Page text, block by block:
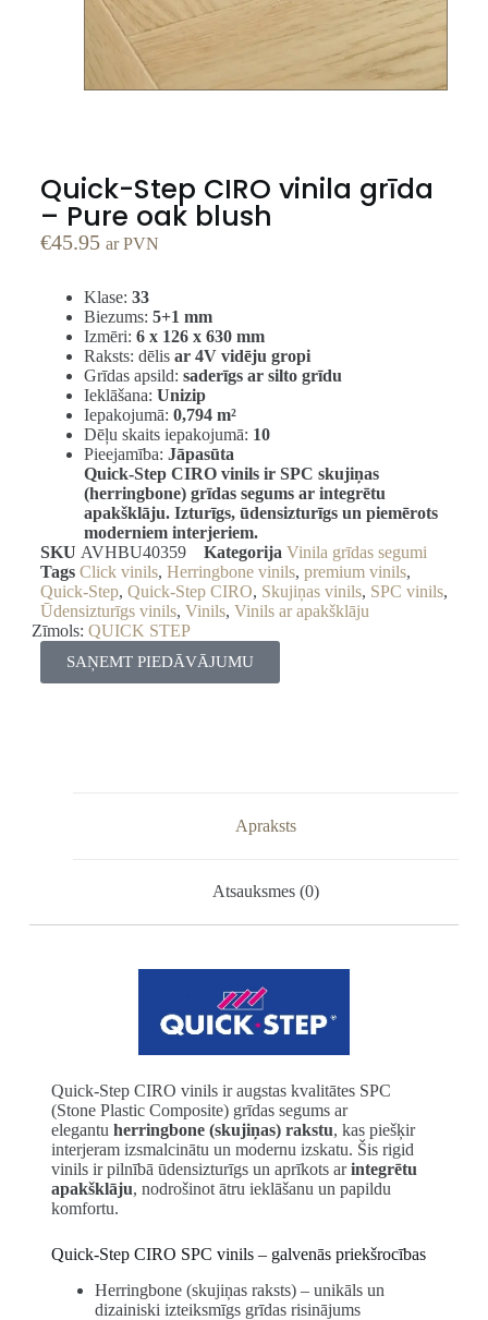
Quick-Step CIRO vinila grīda
– Pure oak blush
€45.95 ar PVN
Klase: 33
Biezums: 5+1 mm
Izmēri: 6 x 126 x 630 mm
Raksts: dēlis ar 4V vidēju gropi
Grīdas apsild: saderīgs ar silto grīdu
Ieklāšana: Unizip
Iepakojumā: 0,794 m²
Dēļu skaits iepakojumā: 10
Pieejamība: Jāpasūta
Quick-Step CIRO vinils ir SPC skujiņas
(herringbone) grīdas segums ar integrētu
apakšklāju. Izturīgs, ūdensizturīgs un piemērots
moderniem interjeriem.
SKU AVHBU40359 Kategorija Vinila grīdas segumi
Tags Click vinils, Herringbone vinils, premium vinils,
Quick-Step, Quick-Step CIRO, Skujiņas vinils, SPC vinils,
Ūdensizturīgs vinils, Vinils, Vinils ar apakšklāju
Zīmols: QUICK STEP
SAŅEMT PIEDĀVĀJUMU
Apraksts
Atsauksmes (0)
Quick-Step CIRO vinils ir augstas kvalitātes SPC
(Stone Plastic Composite) grīdas segums ar
elegantu herringbone (skujiņas) rakstu, kas piešķir
interjeram izsmalcinātu un modernu izskatu. Šis rigid
vinils ir pilnībā ūdensizturīgs un aprīkots arintegrētu
apakšklāju, nodrošinot ātru ieklāšanu un papildu
komfortu.
Quick-Step CIRO SPC vinils – galvenās priekšrocības
Herringbone (skujiņas raksts) – unikāls un
dizainiski izteiksmīgs grīdas risinājums